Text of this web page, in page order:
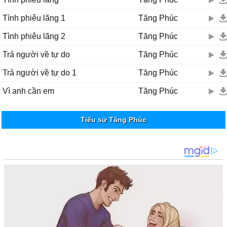
Tình phiêu lãng 1 Tăng Phúc
Tình phiêu lãng 2 Tăng Phúc
Trả người về tự do Tăng Phúc
Trả người về tự do 1 Tăng Phúc
Vì anh cần em Tăng Phúc
Tiểu sử Tăng Phúc